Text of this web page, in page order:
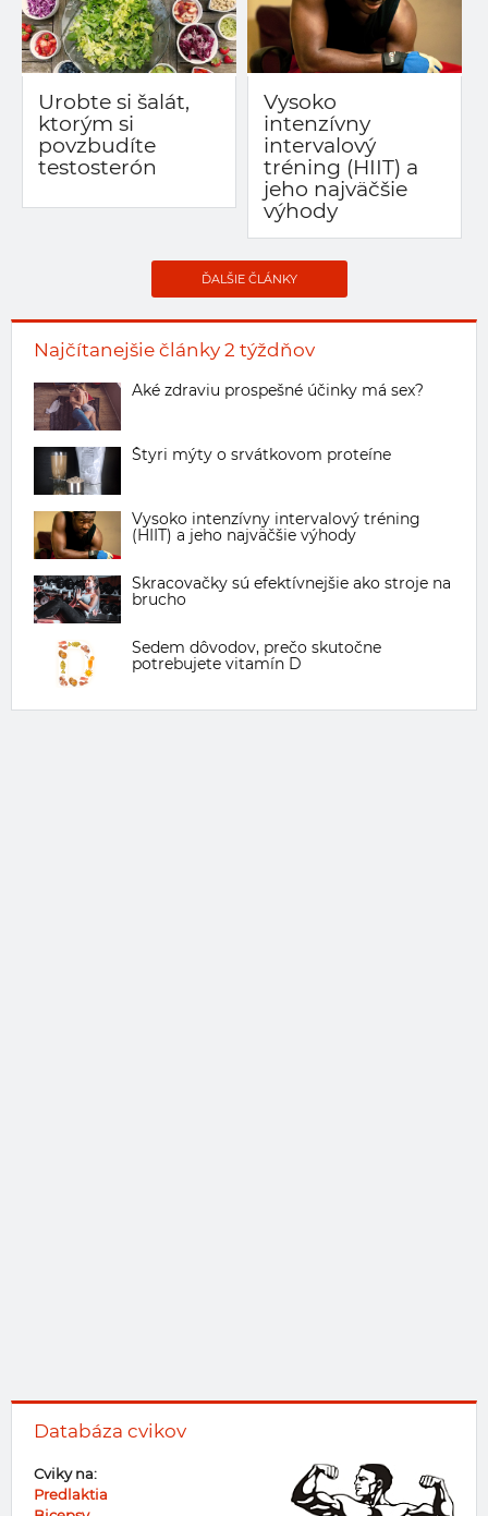
Najčítanejšie články 2 týždňov
Aké zdraviu prospešné účinky má sex?
Štyri mýty o srvátkovom proteíne
Vysoko intenzívny intervalový tréning
(HIIT) a jeho najväčšie výhody
Skracovačky sú efektívnejšie ako stroje na
brucho
Sedem dôvodov, prečo skutočne
potrebujete vitamín D
Databáza cvikov
Cviky na:
Predlaktia
Urobte si šalát,
ktorým si
povzbudíte
testosterón
Vysoko
intenzívny
intervalový
tréning (HIIT) a
jeho najväčšie
výhody
ĎALŠIE ČLÁNKY